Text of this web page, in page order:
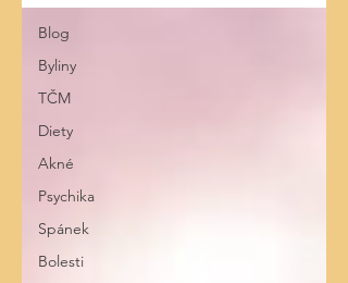
Blog
Byliny
TČM
Diety
Akné
Psychika
Spánek
Bolesti